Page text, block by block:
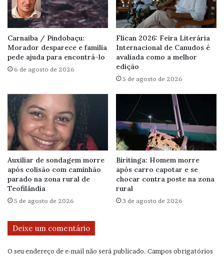
Carnaíba / Pindobaçu:
Morador desparece e família
pede ajuda para encontrá-lo
6 de agosto de 2026
Flican 2026: Feira Literária
Internacional de Canudos é
avaliada como a melhor
edição
5 de agosto de 2026
Auxiliar de sondagem morre
após colisão com caminhão
parado na zona rural de
Teofilândia
5 de agosto de 2026
Biritinga: Homem morre
após carro capotar e se
chocar contra poste na zona
rural
3 de agosto de 2026
Deixe um comentário
O seu endereço de e-mail não será publicado. Campos obrigatórios